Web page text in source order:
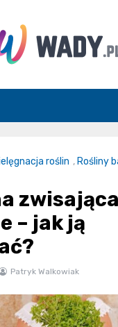
roślin , Rośliny
– jak ją
Patryk Walkowiak